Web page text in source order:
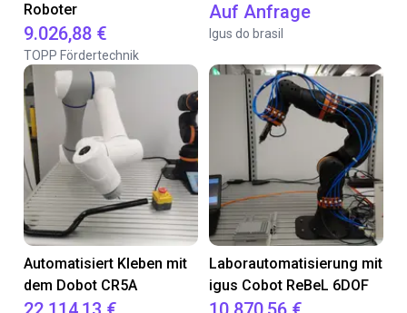
Roboter
9.026,88 €
TOPP Fördertechnik
Auf Anfrage
Igus do brasil
Automatisiert Kleben mit
dem Dobot CR5A
Laborautomatisierung mit
igus Cobot ReBeL 6DOF